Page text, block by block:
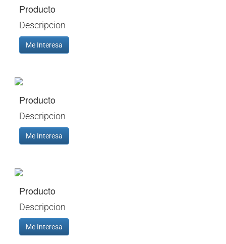
Producto
Descripcion
Me Interesa
Producto
Descripcion
Me Interesa
Producto
Descripcion
Me Interesa